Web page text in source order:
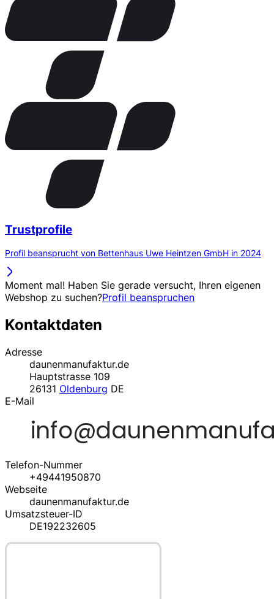
Trustprofile
Profil beansprucht von Bettenhaus Uwe Heintzen GmbH in 2024
Moment mal! Haben Sie gerade versucht, Ihren eigenen
Webshop zu suchen?Profil beanspruchen
Kontaktdaten
Adresse
daunenmanufaktur.de
Hauptstrasse 109
26131 Oldenburg DE
E-Mail
Telefon-Nummer
+49441950870
Webseite
daunenmanufaktur.de
Umsatzsteuer-ID
DE192232605